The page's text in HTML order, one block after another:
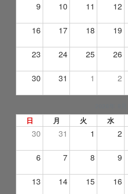
9 10 11 12
16 17 18 19
23 24 25 26
30 31 1 2
日 月 火 水
30 31 1 2
6 7 8 9
13 14 15 16